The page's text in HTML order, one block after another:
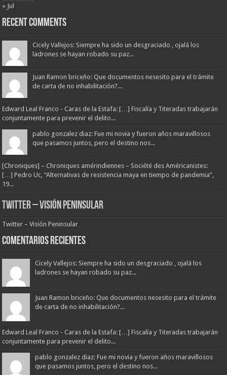
« Jul
Recent Comments
Cicely Vallejos: Siempre ha sido un desgraciado , ojalá los
ladrones se hayan robado su paz...
Juan Ramon briceño: Que documentos nesesito para el trámite
de carta de no inhabilitación?...
Edward Leal Franco - Caras de la Estafa: […] Fiscalía y Titeradas trabajarán
conjuntamente para prevenir el delito...
pablo gonzalez diaz: Fue mi novia y fueron años maravillosos
que pasamos juntos, pero el destino nos...
[Chroniques] – Chroniques amérindiennes – Société des Américanistes:
[…] Pedro Uc, “Alternativas de resistencia maya en tiempo de pandemia”,
19...
Twitter – Visión Peninsular
Twitter – Visión Peninsular
Comentarios Recientes
Cicely Vallejos: Siempre ha sido un desgraciado , ojalá los
ladrones se hayan robado su paz...
Juan Ramon briceño: Que documentos nesesito para el trámite
de carta de no inhabilitación?...
Edward Leal Franco - Caras de la Estafa: […] Fiscalía y Titeradas trabajarán
conjuntamente para prevenir el delito...
pablo gonzalez diaz: Fue mi novia y fueron años maravillosos
que pasamos juntos, pero el destino nos...